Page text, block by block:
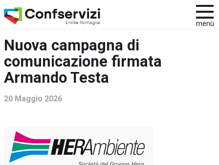
menù
Nuova campagna di
comunicazione firmata
Armando Testa
20 Maggio 2026